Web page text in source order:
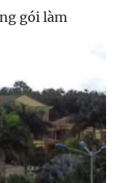
gói làm